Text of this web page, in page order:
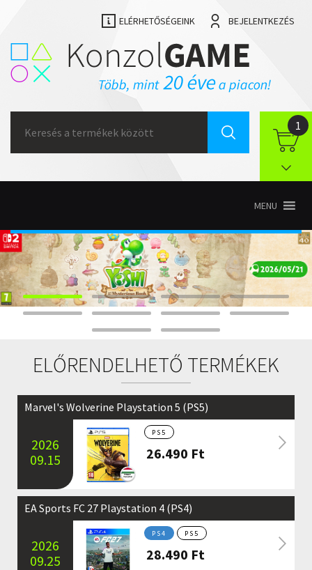
ELÉRHETŐSÉGEINK BEJELENTKEZÉS
for:
1
MENU
ELŐRENDELHETŐ TERMÉKEK
Marvel's Wolverine Playstation 5 (PS5)
2026
09.15
PS5
26.490 Ft
EA Sports FC 27 Playstation 4 (PS4)
2026
09.25
PS4 PS5
28.490 Ft